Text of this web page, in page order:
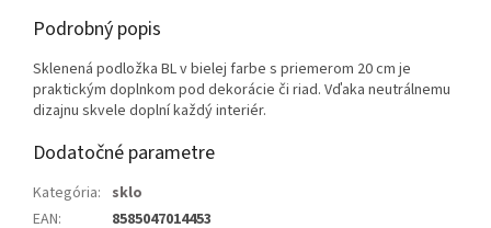
Podrobný popis
Sklenená podložka BL v bielej farbe s priemerom 20 cm je
praktickým doplnkom pod dekorácie či riad. Vďaka neutrálnemu
dizajnu skvele doplní každý interiér.
Dodatočné parametre
Kategória: sklo
EAN: 8585047014453